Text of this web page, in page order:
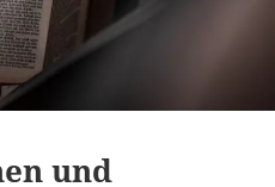
und